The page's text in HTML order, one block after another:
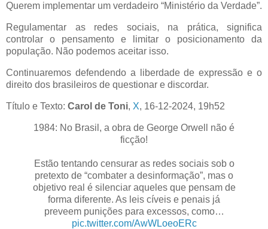
Querem implementar um verdadeiro “Ministério da Verdade”.
Regulamentar as redes sociais, na prática, significa
controlar o pensamento e limitar o posicionamento da
população. Não podemos aceitar isso.
Continuaremos defendendo a liberdade de expressão e o
direito dos brasileiros de questionar e discordar.
Título e Texto: Carol de Toni, X, 16-12-2024, 19h52
1984: No Brasil, a obra de George Orwell não é
ficção!
Estão tentando censurar as redes sociais sob o
pretexto de “combater a desinformação”, mas o
objetivo real é silenciar aqueles que pensam de
forma diferente. As leis cíveis e penais já
preveem punições para excessos, como…
pic.twitter.com/AwWLoeoERc